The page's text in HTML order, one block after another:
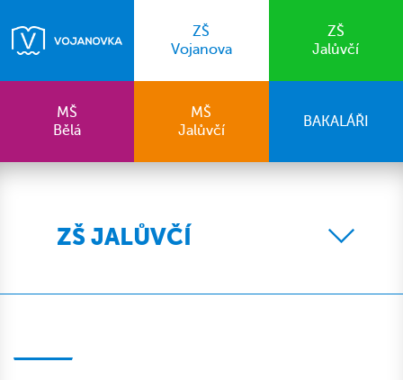
ZŠ
Vojanova
ZŠ
Jalůvčí
MŠ
Bělá
MŠ
Jalůvčí
BAKALÁŘI
ZŠ JALŮVČÍ